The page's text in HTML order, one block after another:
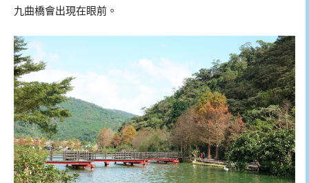
九曲橋會出現在眼前。